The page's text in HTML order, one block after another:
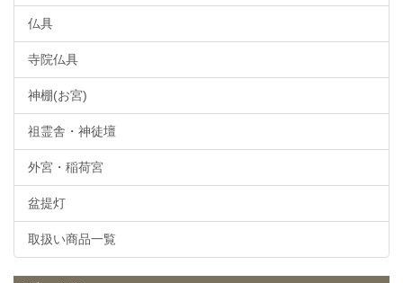
仏具
寺院仏具
神棚(お宮)
祖霊舎・神徒壇
外宮・稲荷宮
盆提灯
取扱い商品一覧